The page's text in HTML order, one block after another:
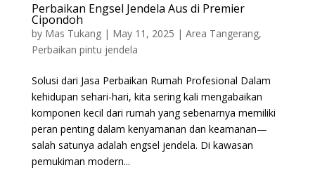
Perbaikan Engsel Jendela Aus di Premier
Cipondoh
by Mas Tukang| May 11, 2025 | Area Tangerang,
Perbaikan pintu jendela
Solusi dari Jasa Perbaikan Rumah Profesional Dalam
kehidupan sehari-hari, kita sering kali mengabaikan
komponen kecil dari rumah yang sebenarnya memiliki
peran penting dalam kenyamanan dan keamanan—
salah satunya adalah engsel jendela. Di kawasan
pemukiman modern...